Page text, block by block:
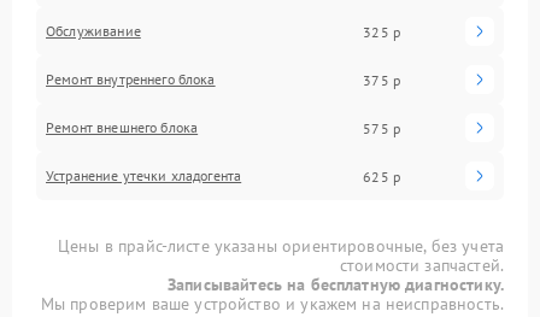
Обслуживание 325 р
Ремонт внутреннего блока 375 р
Ремонт внешнего блока 575 р
Устранение утечки хладогента 625 р
Цены в прайс-листе указаны ориентировочные, без учета
стоимости запчастей.
Записывайтесь на бесплатную диагностику.
Мы проверим ваше устройство и укажем на неисправность.